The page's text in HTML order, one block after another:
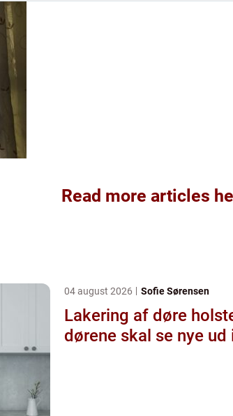
Read more articles
04 august 2026 Sofie Sørensen
Lakering af døre
dørene skal se nye ud